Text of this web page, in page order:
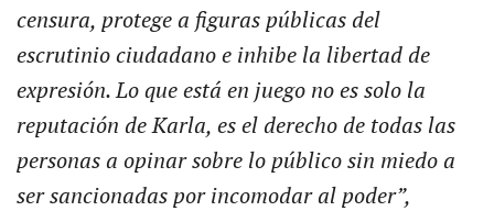
censura, protege a figuras públicas del
escrutinio ciudadano e inhibe la libertad de
expresión. Lo que está en juego no es solo la
reputación de Karla, es el derecho de todas las
personas a opinar sobre lo público sin miedo a
ser sancionadas por incomodar al poder”,